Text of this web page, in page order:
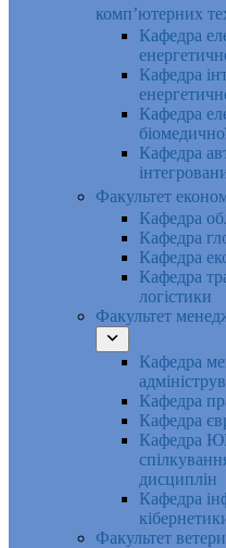
комп’ютерних
Кафедра
Кафедра
Кафедра
Кафедра
Факультет
Кафедра
Кафедра
Кафедра
Кафедра
логістики
Факультет
Кафедра
Кафедра
Кафедра
Кафедра
дисциплін
Кафедра
Факультет